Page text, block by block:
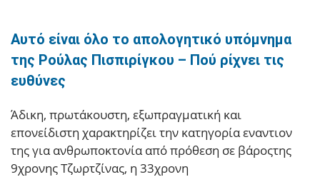
Αυτό είναι όλο το απολογητικό υπόμνημα
της Ρούλας Πισπιρίγκου – Πού ρίχνει τις
ευθύνες
Άδικη, πρωτάκουστη, εξωπραγματική και
επονείδιστη χαρακτηρίζει την κατηγορία εναντιον
της για ανθρωποκτονία από πρόθεση σε βάροςτης
9χρονης Τζωρτζίνας, η 33χρονη